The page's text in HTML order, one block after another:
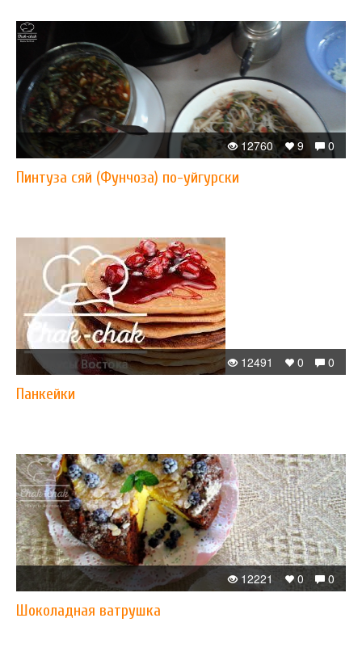
0
9
12760
Пинтуза сяй (Фунчоза) по-уйгурски
0
0
12491
Панкейки
0
0
12221
Шоколадная ватрушка